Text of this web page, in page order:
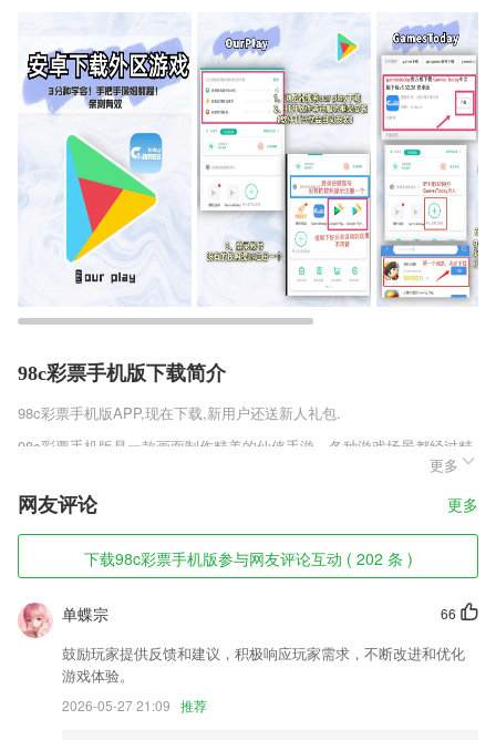
98c彩票手机版下载简介
98c彩票手机版APP,现在下载,新用户还送新人礼包.
98c彩票手机版是一款画面制作精美的仙侠手游，各种游戏场景都经过精
心的打磨和设计，顶级的美工团队，打造出如仙境一般的真实世界，丰富
的副本种类，单人、多人、大型等等团队副本，让玩家感受不一样的战斗
体验，还有跨服的竞技PK系统，展现最热血的仙侠手游。
98c彩票手机版软件特色
1,在这个软件里，一切都可以选择购买，无论各种产品的类型，只要2265
用户想要，都能轻松找到；
2,提供给您最需要的优质科普文章，个性化订阅，精准化推荐，让科普学
习更容易！
3,快速转换；
更多
网友评论 更多
下载98c彩票手机版参与网友评论互动 ( 202 条 )
66
单蝶宗
鼓励玩家提供反馈和建议，积极响应玩家需求，不断改进和优化
游戏体验。
2026-05-27 21:09 推荐